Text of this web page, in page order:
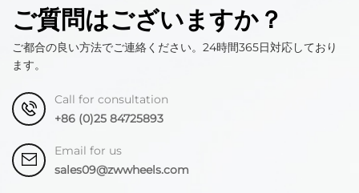
ご質問はございますか？
ご都合の良い方法でご連絡ください。24時間365日対応しており
ます。
Call for consultation
+86 (0)25 84725893
Email for us
sales09@zwwheels.com